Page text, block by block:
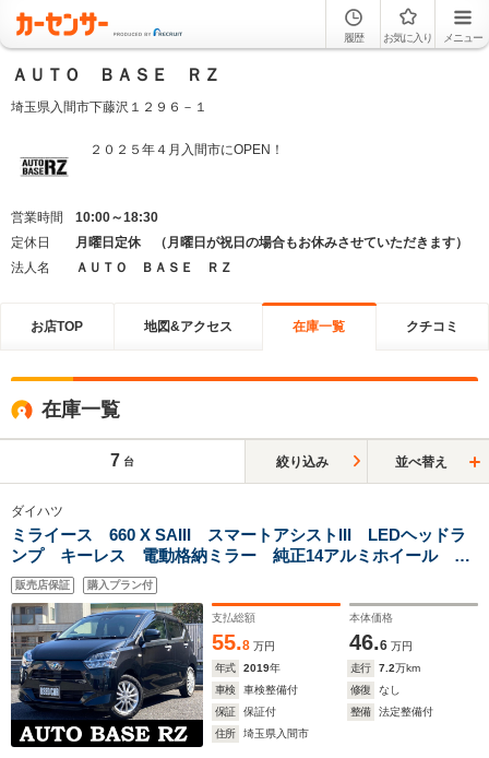
履歴 お気に入り メニュー
ＡＵＴＯ ＢＡＳＥ ＲＺ
埼玉県入間市下藤沢１２９６－１
２０２５年４月入間市にOPEN！
営業時間
10:00～18:30
定休日
月曜日定休 （月曜日が祝日の場合もお休みさせていただきます）
法人名
ＡＵＴＯ ＢＡＳＥ ＲＺ
お店TOP 地図&アクセス 在庫一覧 クチコミ
在庫一覧
7 台 絞り込み 並べ替え
ダイハツ
ミライース 660 X SAIII スマートアシストIII LEDヘッドラ
ンプ キーレス 電動格納ミラー 純正14アルミホイール プ
ライバシーガラス ABS アイドリングストップ 記録簿あ
り ドアバイザー フロアマット Wエアバック
販売店保証 購入プラン付
支払総額
55.8 万円
本体価格
46.6 万円
年式
2019年 走行 7.2万km
車検
車検整備付 修復
なし
保証
保証付 整備
法定整備付
住所
埼玉県入間市